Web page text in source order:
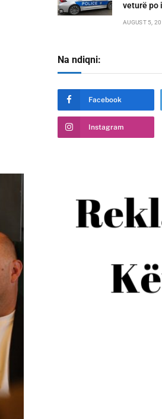
veturë po
AUGUST 5,
Na ndiqni:
Facebook
Instagram